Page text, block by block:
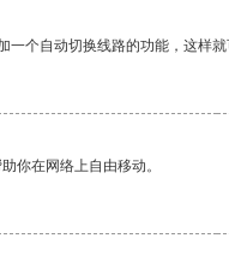
个自动切换线路的功能，这样
你在网络上自由移动。